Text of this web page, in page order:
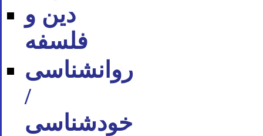
دین و
فلسفه
روان‪شناسی
/
خودشناسی